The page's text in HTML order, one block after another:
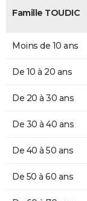
Famille TOUDIC
Moins de 10 ans
De 10 à 20 ans
De 20 à 30 ans
De 30 à 40 ans
De 40 à 50 ans
De 50 à 60 ans